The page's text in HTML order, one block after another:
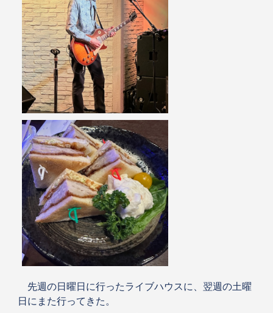
先週の日曜日に行ったライブハウスに、翌週の土曜
日にまた行ってきた。